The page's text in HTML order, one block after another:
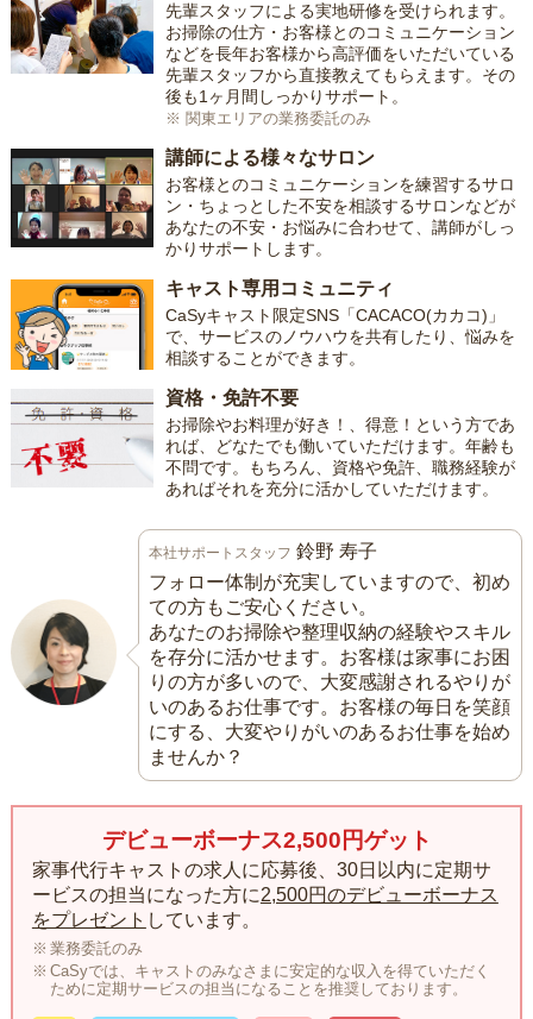
先輩スタッフによる実地研修を受けられます。
お掃除の仕方・お客様とのコミュニケーション
などを長年お客様から高評価をいただいている
先輩スタッフから直接教えてもらえます。その
後も1ヶ月間しっかりサポート。
※ 関東エリアの業務委託のみ
講師による様々なサロン
お客様とのコミュニケーションを練習するサロ
ン・ちょっとした不安を相談するサロンなどが
あなたの不安・お悩みに合わせて、講師がしっ
かりサポートします。
キャスト専用コミュニティ
CaSyキャスト限定SNS「CACACO(カカコ)」
で、サービスのノウハウを共有したり、悩みを
相談することができます。
資格・免許不要
お掃除やお料理が好き！、得意！という方であ
れば、どなたでも働いていただけます。年齢も
不問です。もちろん、資格や免許、職務経験が
あればそれを充分に活かしていただけます。
本社サポートスタッフ 鈴野 寿子
フォロー体制が充実していますので、初め
ての方もご安心ください。
あなたのお掃除や整理収納の経験やスキル
を存分に活かせます。お客様は家事にお困
りの方が多いので、大変感謝されるやりが
いのあるお仕事です。お客様の毎日を笑顔
にする、大変やりがいのあるお仕事を始め
ませんか？
デビューボーナス2,500円ゲット
家事代行キャストの求人に応募後、30日以内に定期サ
ービスの担当になった方に2,500円のデビューボーナス
をプレゼント しています。
業務委託のみ
CaSyでは、キャストのみなさまに安定的な収入を得ていただく
ために定期サービスの担当になることを推奨しております。